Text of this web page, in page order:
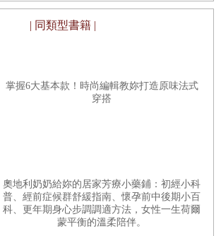
用方式．
自由書寫練習
它說？
輪的精油植物
| 同類型書籍 |
掌握6大基本款！時尚編輯教妳打造原味法式
穿搭
奧地利奶奶給妳的居家芳療小藥鋪：初經小科
普、經前症候群舒緩指南、懷孕前中後期小百
科、更年期身心步調調適方法，女性一生荷爾
蒙平衡的溫柔陪伴。